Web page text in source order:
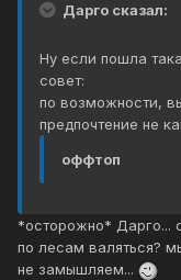
Дарго сказал:
Ну если пошла
совет:
по возможности,
предпочтение не
оффтоп
*осторожно* Дарго...
по лесам валяться?
не замышляем...